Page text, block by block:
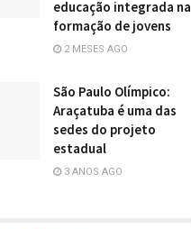
educação integrada na
formação de jovens
2 MESES AGO
São Paulo Olímpico:
Araçatuba é uma das
sedes do projeto
estadual
3 ANOS AGO